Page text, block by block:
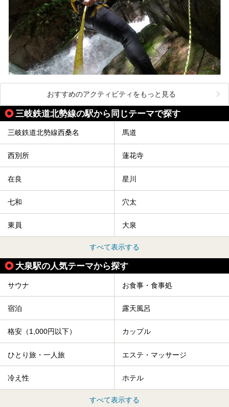
おすすめのアクティビティをもっと見る
三岐鉄道北勢線の駅から同じテーマで探す
三岐鉄道北勢線西桑名 馬道
西別所 蓮花寺
在良 星川
七和 穴太
東員 大泉
すべて表示する
大泉駅の人気テーマから探す
サウナ お食事・食事処
宿泊 露天風呂
格安（1,000円以下） カップル
ひとり旅・一人旅 エステ・マッサージ
冷え性 ホテル
すべて表示する